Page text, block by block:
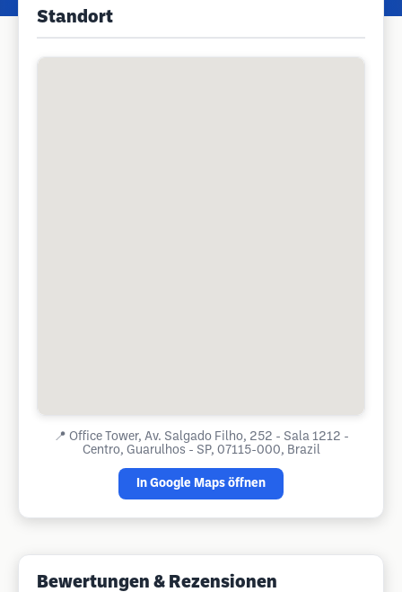
Standort
📍 Office Tower, Av. Salgado Filho, 252 - Sala 1212 -
Centro, Guarulhos - SP, 07115-000, Brazil
In Google Maps öffnen
Bewertungen & Rezensionen